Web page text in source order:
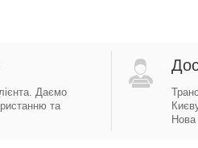
Даємо
та